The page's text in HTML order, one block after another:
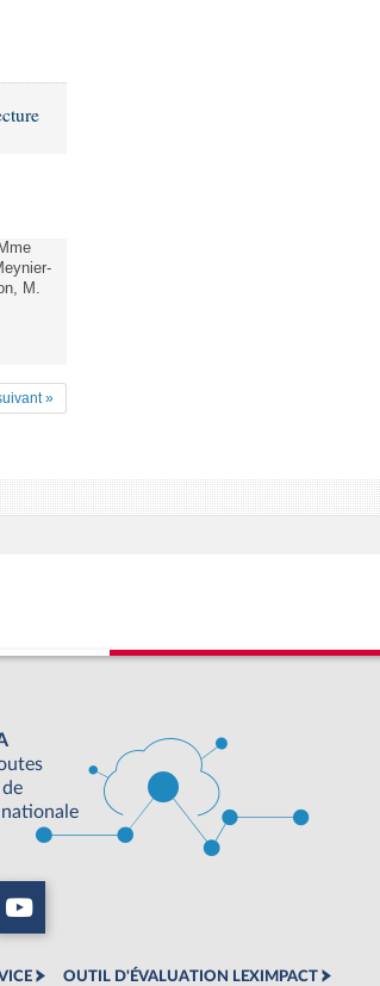
M.
»
de
nationale
OUTIL D'ÉVALUATION LEXIMPACT